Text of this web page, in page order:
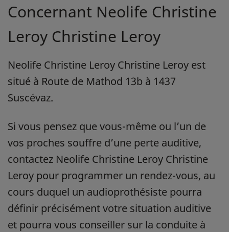
Concernant Neolife Christine
Leroy Christine Leroy
Neolife Christine Leroy Christine Leroy est
situé à Route de Mathod 13b à 1437
Suscévaz.
Si vous pensez que vous-même ou l’un de
vos proches souffre d’une perte auditive,
contactez Neolife Christine Leroy Christine
Leroy pour programmer un rendez-vous, au
cours duquel un audioprothésiste pourra
définir précisément votre situation auditive
et pourra vous conseiller sur la conduite à